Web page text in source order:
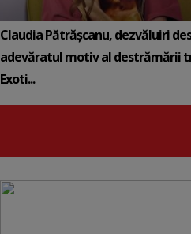
Claudia Pătrășcanu, dezvăluiri
adevăratul motiv al destrămării
Exoti...